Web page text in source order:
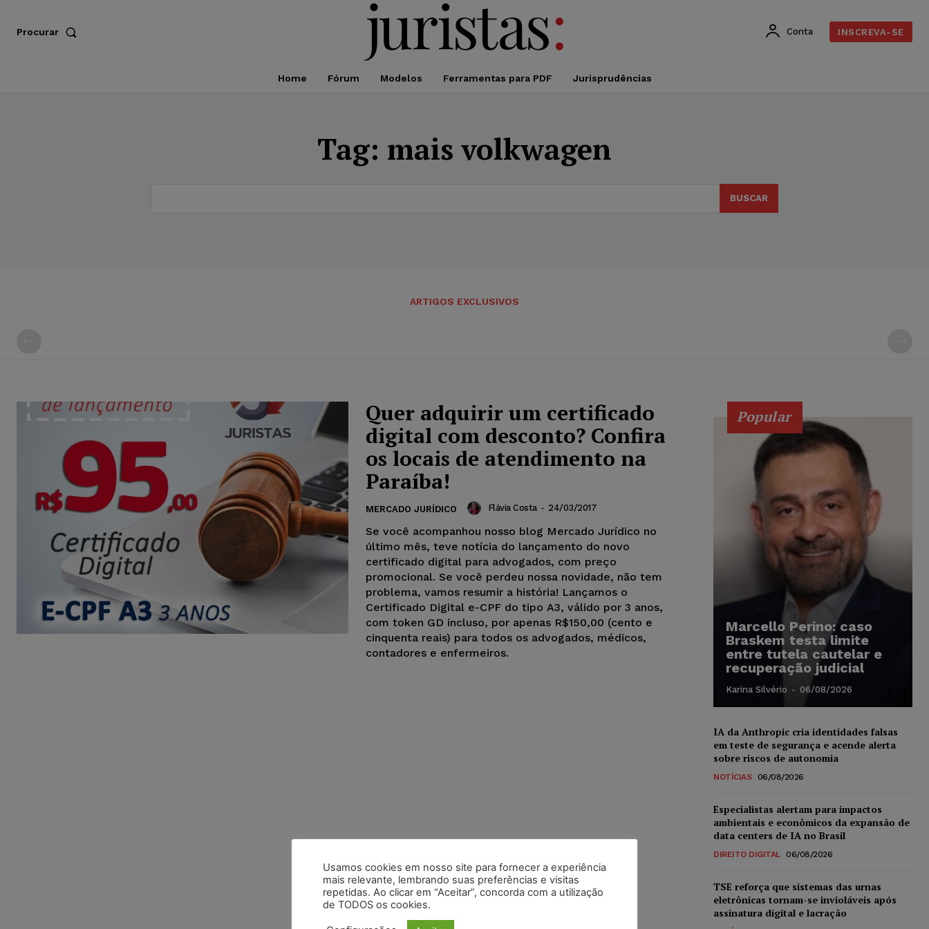
Procurar Conta INSCREVA-SE
Home Fórum Modelos Ferramentas para PDF Jurisprudências
Tag: mais volkwagen
BUSCAR
ARTIGOS EXCLUSIVOS
Quer adquirir um certificado
digital com desconto? Confira
os locais de atendimento na
Paraíba!
MERCADO JURÍDICO Flávia Costa - 24/03/2017
Se você acompanhou nosso blog Mercado Jurídico no
último mês, teve notícia do lançamento do novo
certificado digital para advogados, com preço
promocional. Se você perdeu nossa novidade, não tem
problema, vamos resumir a história! Lançamos o
Certificado Digital e-CPF do tipo A3, válido por 3 anos,
com token GD incluso, por apenas R$150,00 (cento e
cinquenta reais) para todos os advogados, médicos,
contadores e enfermeiros.
Popular
Marcello Perino: caso
Braskem testa limite
entre tutela cautelar e
recuperação judicial
Karina Silvério - 06/08/2026
IA da Anthropic cria identidades falsas
em teste de segurança e acende alerta
sobre riscos de autonomia
NOTÍCIAS 06/08/2026
Especialistas alertam para impactos
ambientais e econômicos da expansão de
data centers de IA no Brasil
DIREITO DIGITAL 06/08/2026
TSE reforça que sistemas das urnas
eletrônicas tornam-se invioláveis após
assinatura digital e lacração
Usamos cookies em nosso site para fornecer a experiência
mais relevante, lembrando suas preferências e visitas
repetidas. Ao clicar em “Aceitar”, concorda com a utilização
de TODOS os cookies.